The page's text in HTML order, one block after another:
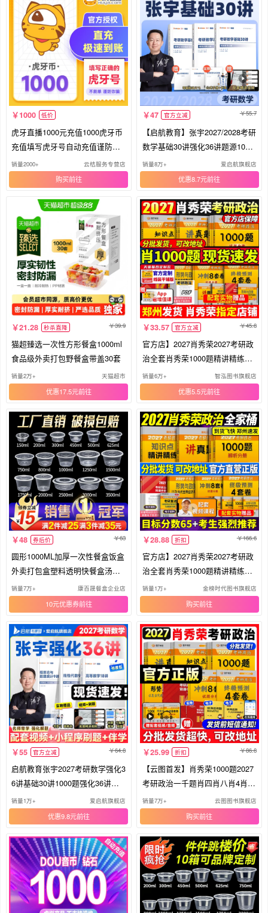
1000 低价
虎牙直播1000元充值1000虎牙币
充值填写虎牙号自动充值谨防诈
骗.
销量2000+ 云桔服务专营店
购买
47 官方立减 55.7
【启航教育】张宇2027/2028考研
数学基础30讲强化36讲题源1000
题一千题基高数18讲线代9讲概率
论9讲大全解8+4书课包8加4网课
视频
销量8万+ 爱启航旗舰店
优惠8.7元
21.28 秒杀直降 39.9
猫超臻选一次性方形餐盒1000ml
食品级外卖打包野餐盒带盖30套
销量2万+ 天猫超市
优惠17.5元
33.57 官方立减 45.8
官方店】2027肖秀荣2027考研政
治全套肖秀荣1000题精讲精练肖
四肖八预测背诵手册27肖秀容一
千题肖4全家桶101冲刺腿姐徐涛
核心考案
销量6万+ 智泓图书旗舰店
优惠5.5元
48 券后价 63
圆形1000ML加厚一次性餐盒饭盒
外卖打包盒塑料透明快餐盒汤碗
带盖
销量7万+ 康百晟餐盒企业店
10元优惠券
28.88 折扣 166.6
官方店】2027肖秀荣2027考研政
治全套肖秀荣1000题精讲精练肖
四肖八预测背诵手册27肖秀容一
千题肖4全家桶101冲刺腿姐徐涛
核心考案
销量1万+ 金榜时代图书旗舰店
购买
55 官方立减 64.8
启航教育张宇2027考研数学强化3
6讲基础30讲1000题强化36讲强
化27讲高等数学线性代数概率论
真题大全解考研数学一二三书课
一体网课
销量1万+ 爱启航旗舰店
优惠9.8元
25.99 折扣 86.8
【云图首发】肖秀荣1000题2027
考研政治一千题肖四肖八肖4肖8+
4套卷背诵手册全家桶精讲精练讲
真题国家开放大学出版社徐涛核
心考案
销量7万+ 云图图书旗舰店
购买